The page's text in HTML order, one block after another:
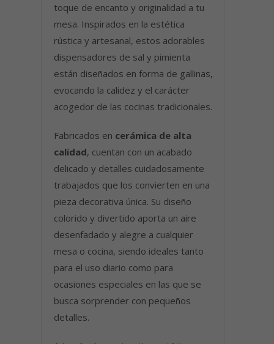
toque de encanto y originalidad a tu
mesa. Inspirados en la estética
rústica y artesanal, estos adorables
dispensadores de sal y pimienta
están diseñados en forma de gallinas,
evocando la calidez y el carácter
acogedor de las cocinas tradicionales.
Fabricados en cerámica de alta
calidad, cuentan con un acabado
delicado y detalles cuidadosamente
trabajados que los convierten en una
pieza decorativa única. Su diseño
colorido y divertido aporta un aire
desenfadado y alegre a cualquier
mesa o cocina, siendo ideales tanto
para el uso diario como para
ocasiones especiales en las que se
busca sorprender con pequeños
detalles.